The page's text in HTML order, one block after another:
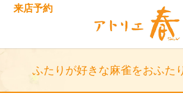
来店予約
ふたりが好きな麻雀をおふた